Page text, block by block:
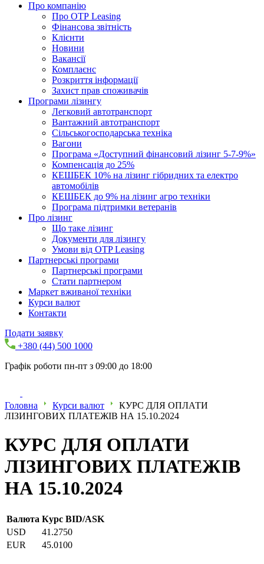
Про компанію
Про ОТР Leasing
Фінансова звітність
Клієнти
Новини
Вакансії
Комплаєнс
Розкриття інформації
Захист прав споживачів
Програми лізингу
Легковий автотранспорт
Вантажний автотранспорт
Cільськогосподарська техніка
Вагони
Програма «Доступний фінансовий лізинг 5-7-9%»
Компенсація до 25%
КЕШБЕК 10% на лізинг гібридних та електро
автомобілів
КЕШБЕК до 9% на лізинг агро техніки
Програма підтримки ветеранів
Про лізинг
Що таке лізинг
Документи для лізингу
Умови від OTP Leasing
Партнерські програми
Партнерські програми
Стати партнером
Маркет вживаної техніки
Курси валют
Контакти
Подати заявку
+380 (44) 500 1000
Графік роботи пн-пт з 09:00 до 18:00
Головна Курси валют
КУРС ДЛЯ ОПЛАТИ
ЛІЗИНГОВИХ ПЛАТЕЖІВ НА 15.10.2024
КУРС ДЛЯ ОПЛАТИ
ЛІЗИНГОВИХ ПЛАТЕЖІВ
НА 15.10.2024
Валюта Курс BID/ASK
USD
41.2750
EUR
45.0100